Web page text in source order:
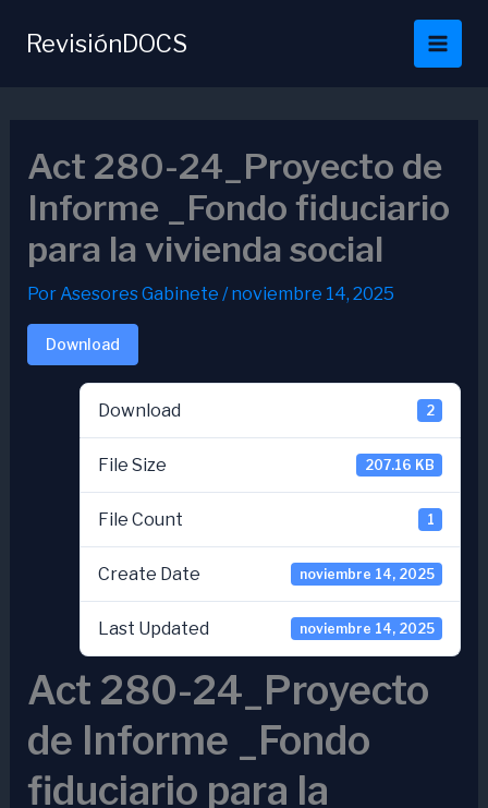
RevisiónDOCS
Act 280-24_Proyecto de
Informe _Fondo fiduciario
para la vivienda social
PorAsesores Gabinete /noviembre 14, 2025
Download
Download 2
File Size 207.16 KB
File Count 1
Create Date noviembre 14, 2025
Last Updated noviembre 14, 2025
Act 280-24_Proyecto
de Informe _Fondo
fiduciario para la